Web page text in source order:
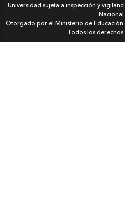
Universidad sujeta a inspección y
Nacional.
Otorgado por el Ministerio de Educación
Todos los